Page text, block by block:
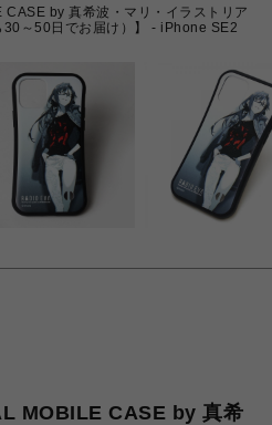
by 真希波・マリ・イラストリア
30～50日でお届け）】 - iPhone SE2
MOBILE CASE by 真希